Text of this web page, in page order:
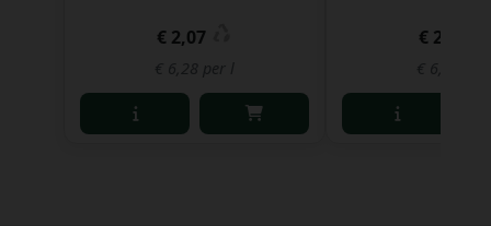
€ 2,07
€ 6,28 per l
€ 2,13
€ 6,46